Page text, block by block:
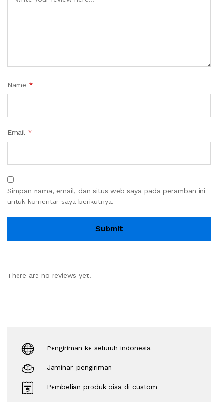
Name *
Email *
Simpan nama, email, dan situs web saya pada peramban ini
untuk komentar saya berikutnya.
There are no reviews yet.
Pengiriman ke seluruh indonesia
Jaminan pengiriman
Pembelian produk bisa di custom